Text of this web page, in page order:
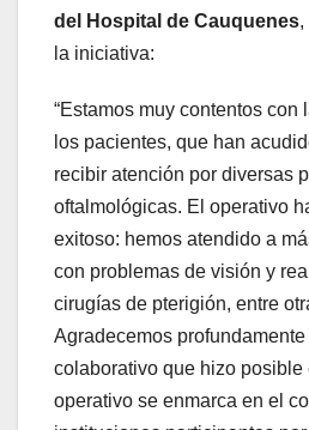
del Hospital de Cauquenes,
la iniciativa:
“Estamos muy contentos con
los pacientes, que han
recibir atención por diversas
oftalmológicas. El operativo
exitoso: hemos atendido a
con problemas de visión y
cirugías de pterigión, entre
Agradecemos
colaborativo que hizo posible
operativo se enmarca en el